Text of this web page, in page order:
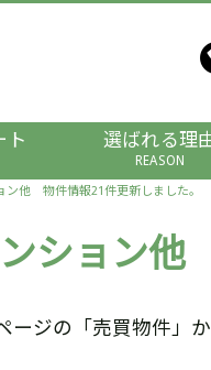
ト 選ばれる理
REASON
他 物件情報21件更新しました。
ション他
ジの「売買物件」